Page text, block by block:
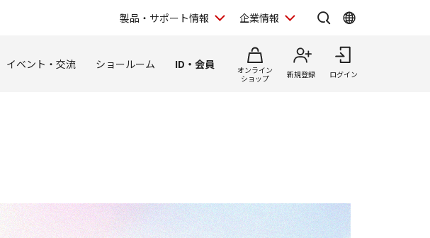
製品・サポート情報 企業情報
イベント・交流 ショールーム ID・会員
オンライン
ショップ
新規登録 ログイン